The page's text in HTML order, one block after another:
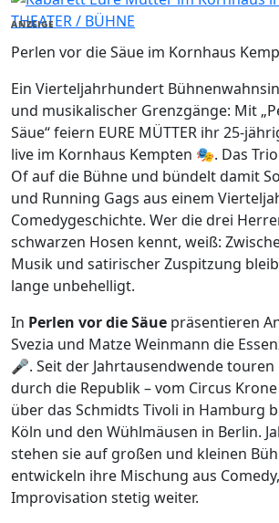
THEATER / BÜHNE
ANZEIGE
Perlen vor die Säue im Kornhaus
Ein Vierteljahrhundert
und musikalischer Grenzgänge: Mit
Säue“ feiern EURE MÜTTER ihr 25-
live im Kornhaus Kempten 🎭. Das
Of auf die Bühne und bündelt damit
und Running Gags aus einem
Comedygeschichte. Wer die drei
schwarzen Hosen kennt, weiß:
Musik und satirischer Zuspitzung
lange unbehelligt.
In Perlen vor die Säue präsentieren
Svezia und Matze Weinmann die
🎤. Seit der Jahrtausendwende touren
durch die Republik – vom Circus
über das Schmidts Tivoli in Hamburg
Köln und den Wühlmäusen in Berlin.
stehen sie auf großen und kleinen
entwickeln ihre Mischung aus
Improvisation stetig weiter.